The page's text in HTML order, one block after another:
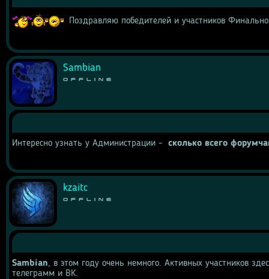
Поздравляю победителей и участников
Sambian
Offline
Интересно узнать у Администрации - сколько всего
kzaitc
Offline
Sambian, в этом году очень немного. Активных участников
телеграмм и ВК.